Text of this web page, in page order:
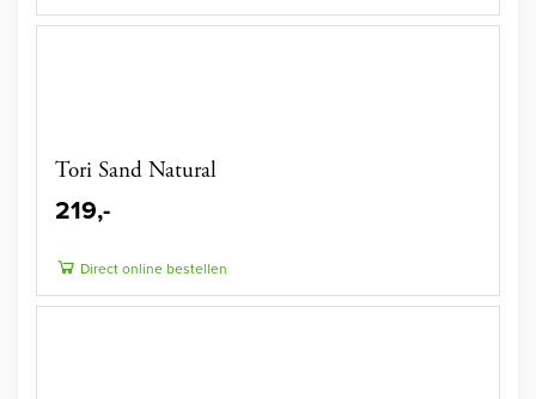
Tori Sand Natural
219,-
Direct online bestellen